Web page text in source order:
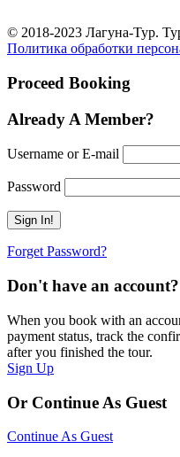
© 2018-2023 Лагуна-Тур.
Политика обработки
Proceed Booking
Already A Member?
Username or E-mail
Password
Forget Password?
Don't have an
When you book with an
payment status, track the
after you finished the tour.
Sign Up
Or Continue As Guest
Continue As Guest